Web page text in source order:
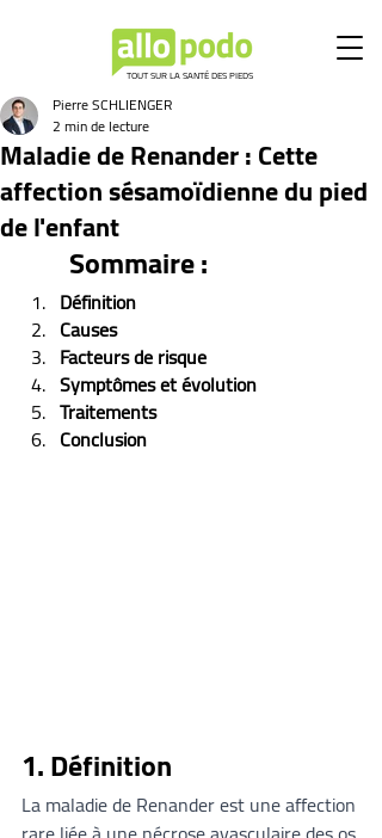
TOUT SUR LA SANTÉ DES PIEDS
Maladie de Renander : Cette
affection sésamoïdienne du pied
de l'enfant
Pierre SCHLIENGER
2 min de lecture
Sommaire :
Définition
Causes
Facteurs de risque
Symptômes et évolution
Traitements
Conclusion
1. Définition
La maladie de Renander est une affection